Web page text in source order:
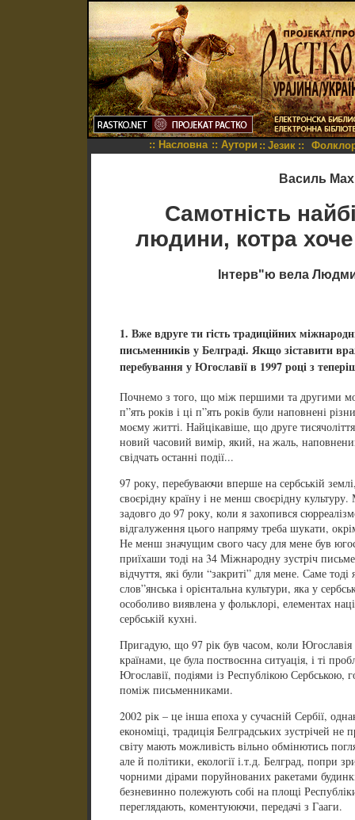
:: Насловна :: Аутори :: Језик ::
Василь
Сaмотність
людини, котра
Інтерв"ю вела
1. Вже вдруге ти гість традиційних
письменників у Белграді. Якщо зіставити
перебування у Югославії в 1997 році з
Почнемо з того, що між першими та другими
п”ять років і ці п”ять років були наповнені
моєму житті. Найцікавіше, що друге
новий часовий вимір, який, на жаль,
свідчать останні події...
97 року, перебуваючи вперше на сербській
своєрідну країну і не менш своєрідну
задовго до 97 року, коли я захопився
відгалуження цього напряму треба шукати,
Не менш значущим свого часу для мене був
приїхаши тоді на 34 Міжнародну зустріч
відчуття, які були “закриті” для мене. Саме
слов”янська і орієнтальна культури, яка у
особоливо виявлена у фольклорі, елементах
сербській кухні.
Пригадую, що 97 рік був часом, коли Югославія
країнами, це була поствоєнна ситуація, і ті
Югославії, подіями із Республікою Сербською,
поміж письменниками.
2002 рік – це інша епоха у сучасній Сербії,
економіці, традиція Белградських зустрічей
світу мають можливість вільно обмінютись
але й політики, екології і.т.д. Белград, попри
чорними дірами поруйнованих ракетами
безневинно полежують собі на площі
переглядають, коментуюючи, передачі з Гааги.